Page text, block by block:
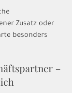
Zusatz oder
besonders
–